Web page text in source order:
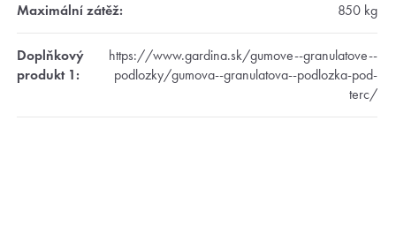
Maximální zátěž: 850 kg
Doplňkový
produkt 1 :
https://www.gardina.sk/gumove--granulatove--
podlozky/gumova--granulatova--podlozka-pod-
terc/